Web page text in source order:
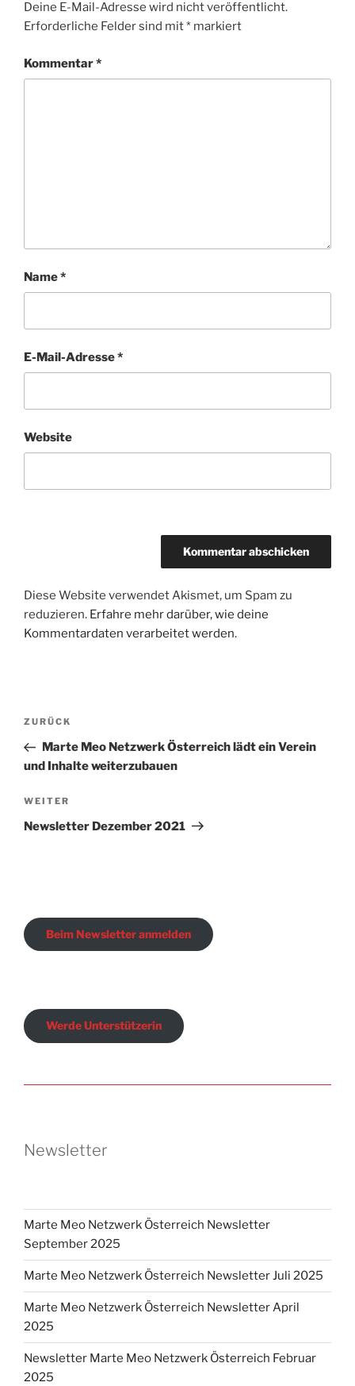
Deine E-Mail-Adresse wird nicht veröffentlicht.
Erforderliche Felder sind mit* markiert
Kommentar*
Name*
E-Mail-Adresse*
Website
Diese Website verwendet Akismet, um Spam zu
reduzieren. Erfahre mehr darüber, wie deine
Kommentardaten verarbeitet werden.
Beitragsnavigation
Vorheriger
Beitrag
ZURÜCK
Marte Meo Netzwerk Österreich lädt ein Verein
und Inhalte weiterzubauen
Nächster
Beitrag
WEITER
Newsletter Dezember 2021
Beim Newsletter anmelden
Werde Unterstützerin
Newsletter
Marte Meo Netzwerk Österreich Newsletter
September 2025
Marte Meo Netzwerk Österreich Newsletter Juli 2025
Marte Meo Netzwerk Österreich Newsletter April
2025
Newsletter Marte Meo Netzwerk Österreich Februar
2025